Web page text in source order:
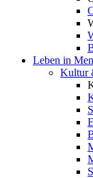
Leben in
Kultur